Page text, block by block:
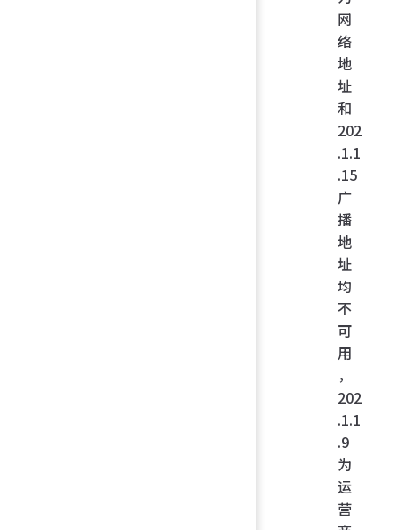
网
络
地
址
和
202
.1.1
.15
广
播
地
址
均
不
可
用
，
202
.1.1
.9
为
运
营